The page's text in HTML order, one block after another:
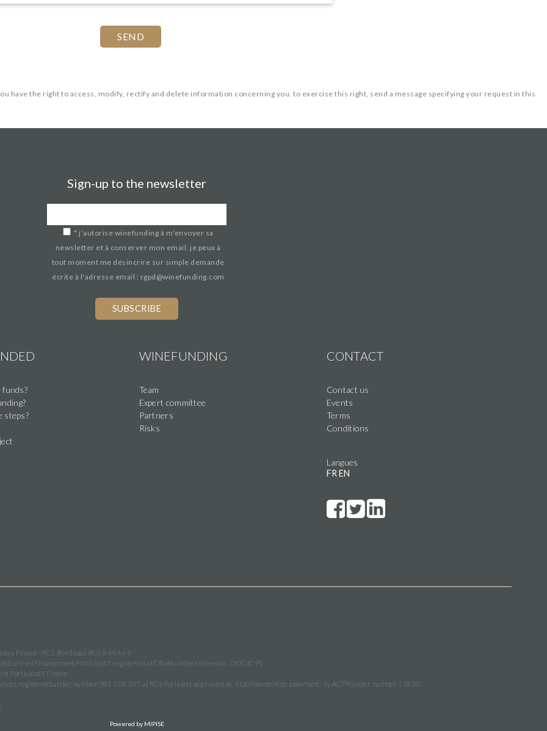
have the right to access, modify, rectify and delete information concerning you. to exercise this right, send a message specifying your request in this
Sign-up to the newsletter
* j’autorise winefunding à m'envoyer sa
newsletter et à conserver mon email. je peux à
tout moment me désincrire sur simple demande
écrite à l'adresse email : rgpd@winefunding.com
steps?
WINEFUNDING
Team
Expert committee
Partners
Risks
CONTACT
Contact us
Events
Terms
Conditions
Langues
FR EN
France · RCS Bordeaux 802 844 449
en Financement Participatif registered at ORIAS under reference 15003095
Participatif France
registered under number 982 228 397 at RCS Paris and approved as "établissement de paiement" by ACPR under number 17838.
Powered by MIPISE